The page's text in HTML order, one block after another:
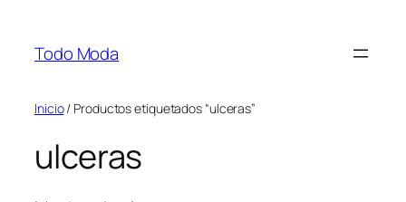
contenido
Todo Moda
Inicio/ Productos etiquetados “ulceras”
ulceras